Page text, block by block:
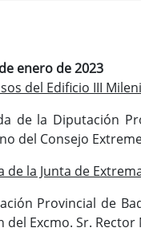
enero de 2023
del Edificio III
de la Diputación
del Consejo
de la Junta de
Provincial de
del Excmo. Sr.